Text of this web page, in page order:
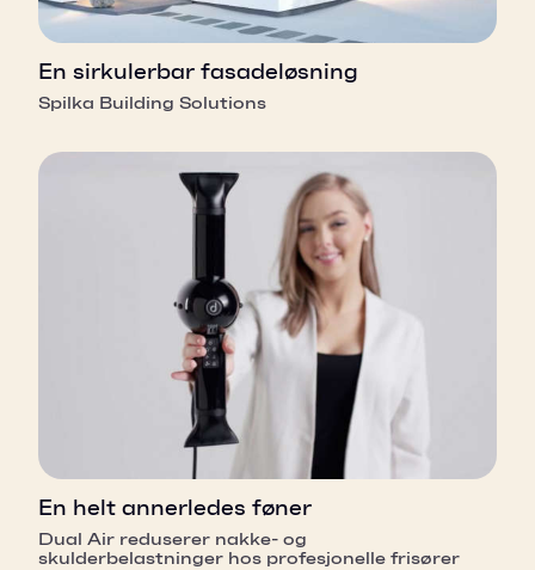
En sirkulerbar fasadeløsning
Spilka Building Solutions
En helt annerledes føner
Dual Air reduserer nakke- og
skulderbelastninger hos profesjonelle frisører